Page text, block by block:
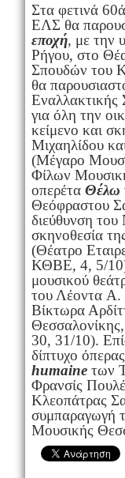
Στα φετινά
ΕΛΣ θα
εποχή, με την
Ρήγου, στο
Σπουδών του
θα
Εναλλακτικής
για όλη την
κείμενο και
Μιχαηλίδου
(Μέγαρο
Φίλων
οπερέτα Θέλω
Θεόφραστου
διεύθυνση του
σκηνοθεσία
(Θέατρο
ΚΘΒΕ, 4, 5/
μουσικού
του Λέοντα A.
Βίκτωρα
30, 31/10).
δίπτυχο όπερας
humaine των
Φρανσίς
Κλεοπάτρας
συμπαραγωγή
Μουσικής